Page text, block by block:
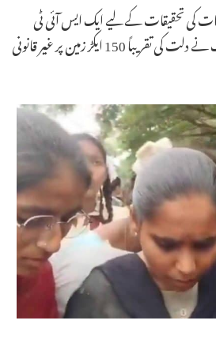
کی تحقیقات کے لیے ایک ایس آئی ٹی
تشکیل دی کہ آرٹ آف لیونگ نے دلت کی تقریباً 150 ایکڑ زمین پر غیر قانونی